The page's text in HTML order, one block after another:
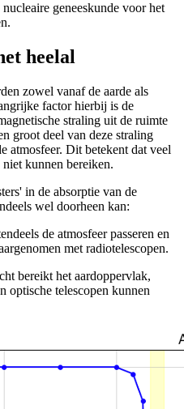
nucleaire geneeskunde voor het
heelal
zowel vanaf de aarde als
factor hierbij is de
straling uit de ruimte
groot deel van deze straling
atmosfeer. Dit betekent dat veel
kunnen bereiken.
in de absorptie van de
wel doorheen kan:
de atmosfeer passeren en
met radiotelescopen.
bereikt het aardoppervlak,
optische telescopen kunnen